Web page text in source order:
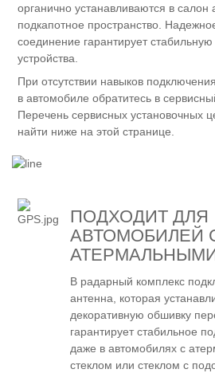
органично устанавливаются в салон
подкапотное пространство.
соединение гарантирует стабильную
устройства.
При отсутствии навыков
в автомобиле обратитесь в
Перечень сервисных установочных
найти ниже на этой странице.
ПОДХОДИТ ДЛЯ
АВТОМОБИЛЕЙ
В радарный комплекс
антенна, которая
декоративную обшивку
гарантирует стабильное
даже в автомобилях с
стеклом или стеклом с